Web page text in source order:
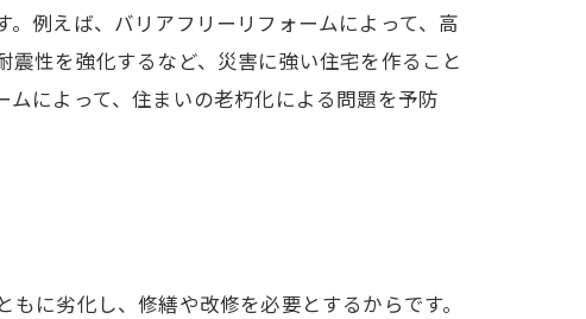
例えば、バリアフリーリフォームによって、高
性を強化するなど、災害に強い住宅を作ること
によって、住まいの老朽化による問題を予防
に劣化し、修繕や改修を必要とするからです。